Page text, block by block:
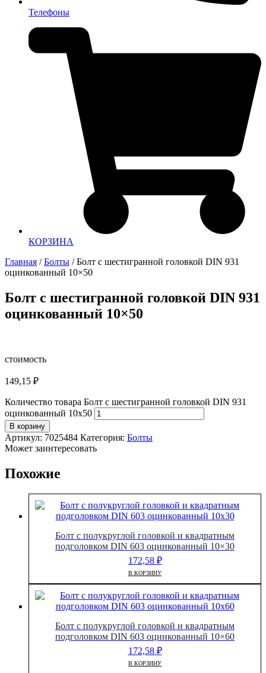
Телефоны
КОРЗИНА
Главная /Болты / Болт с шестигранной головкой DIN 931
оцинкованный 10×50
Болт с шестигранной головкой DIN 931
оцинкованный 10×50
стоимость
149,15 ₽
Количество товара Болт с шестигранной головкой DIN 931
оцинкованный 10x50
В корзину
Артикул: 7025484 Категория: Болты
Может заинтересовать
Похожие
Болт с полукруглой головкой и квадратным
подголовком DIN 603 оцинкованный 10×30
172,58 ₽
В КОРЗИНУ
Болт с полукруглой головкой и квадратным
подголовком DIN 603 оцинкованный 10×60
172,58 ₽
В КОРЗИНУ